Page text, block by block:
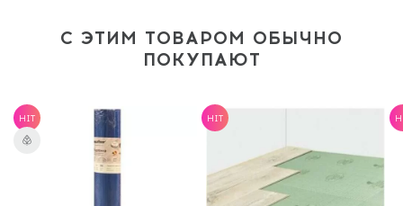
С ЭТИМ ТОВАРОМ ОБЫЧНО
ПОКУПАЮТ
HIT HIT